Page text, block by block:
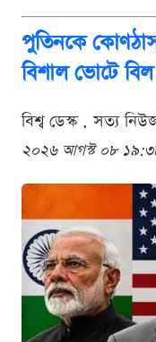
পুতিনকে
বিশাল ভোটে
বিশ্ব ডেস্ক . সত্য
২০২৬ আগস্ট ০৮